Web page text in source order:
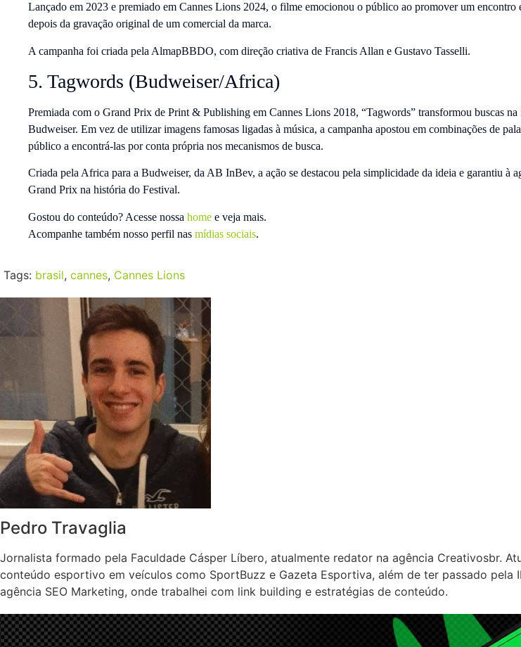
Lançado em 2023 e premiado em Cannes Lions 2024, o filme emocionou o público ao promover um encontro
depois da gravação original de um comercial da marca.
A campanha foi criada pela AlmapBBDO, com direção criativa de Francis Allan e Gustavo Tasselli.
5. Tagwords (Budweiser/Africa)
Premiada com o Grand Prix de Print & Publishing em Cannes Lions 2018, “Tagwords” transformou buscas na
Budweiser. Em vez de utilizar imagens famosas ligadas à música, a campanha apostou em combinações de
público a encontrá-las por conta própria nos mecanismos de busca.
Criada pela Africa para a Budweiser, da AB InBev, a ação se destacou pela simplicidade da ideia e garantiu à
Grand Prix na história do Festival.
Gostou do conteúdo? Acesse nossa home e veja mais.
Acompanhe também nosso perfil nas mídias sociais.
Tags: brasil, cannes, Cannes Lions
Pedro Travaglia
Jornalista formado pela Faculdade Cásper Líbero, atualmente redator na agência Creativosbr.
conteúdo esportivo em veículos como SportBuzz e Gazeta Esportiva, além de ter passado pela
agência SEO Marketing, onde trabalhei com link building e estratégias de conteúdo.